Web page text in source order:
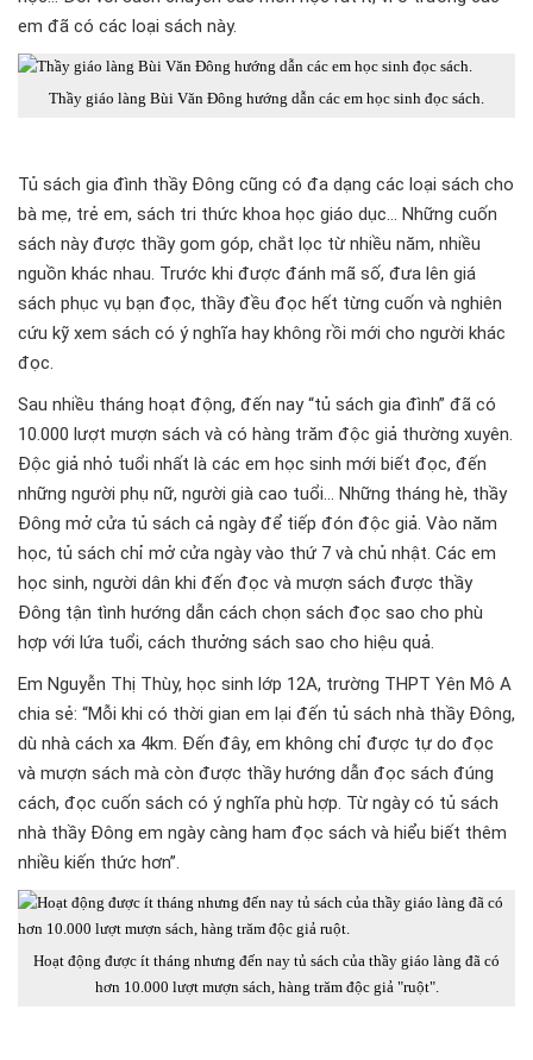
em đã có các loại sách này.
Thầy giáo làng Bùi Văn Đông hướng dẫn các em học sinh đọc sách.
Tủ sách gia đình thầy Đông cũng có đa dạng các loại sách cho
bà mẹ, trẻ em, sách tri thức khoa học giáo dục… Những cuốn
sách này được thầy gom góp, chắt lọc từ nhiều năm, nhiều
nguồn khác nhau. Trước khi được đánh mã số, đưa lên giá
sách phục vụ bạn đọc, thầy đều đọc hết từng cuốn và nghiên
cứu kỹ xem sách có ý nghĩa hay không rồi mới cho người khác
đọc.
Sau nhiều tháng hoạt động, đến nay “tủ sách gia đình” đã có
10.000 lượt mượn sách và có hàng trăm độc giả thường xuyên.
Độc giả nhỏ tuổi nhất là các em học sinh mới biết đọc, đến
những người phụ nữ, người già cao tuổi… Những tháng hè, thầy
Đông mở cửa tủ sách cả ngày để tiếp đón độc giả. Vào năm
học, tủ sách chỉ mở cửa ngày vào thứ 7 và chủ nhật. Các em
học sinh, người dân khi đến đọc và mượn sách được thầy
Đông tận tình hướng dẫn cách chọn sách đọc sao cho phù
hợp với lứa tuổi, cách thưởng sách sao cho hiệu quả.
Em Nguyễn Thị Thùy, học sinh lớp 12A, trường THPT Yên Mô A
chia sẻ: “Mỗi khi có thời gian em lại đến tủ sách nhà thầy Đông,
dù nhà cách xa 4km. Đến đây, em không chỉ được tự do đọc
và mượn sách mà còn được thầy hướng dẫn đọc sách đúng
cách, đọc cuốn sách có ý nghĩa phù hợp. Từ ngày có tủ sách
nhà thầy Đông em ngày càng ham đọc sách và hiểu biết thêm
nhiều kiến thức hơn”.
Hoạt động được ít tháng nhưng đến nay tủ sách của thầy giáo làng đã có
hơn 10.000 lượt mượn sách, hàng trăm độc giả "ruột".